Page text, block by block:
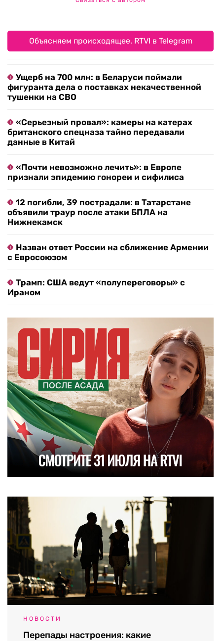
Объясняем происходящее. RTVI в Telegram
Ущерб на 700 млн: в Беларуси поймали
фигуранта дела о поставках некачественной
тушенки на СВО
«Серьезный провал»: камеры на катерах
британского спецназа тайно передавали
данные в Китай
«Почти невозможно лечить»: в Европе
признали эпидемию гонореи и сифилиса
12 погибли, 39 пострадали: в Татарстане
объявили траур после атаки БПЛА на
Нижнекамск
Назван ответ России на сближение Армении
с Евросоюзом
Трамп: США ведут «полупереговоры» с
Ираном
НОВОСТИ
Перепады настроения: какие